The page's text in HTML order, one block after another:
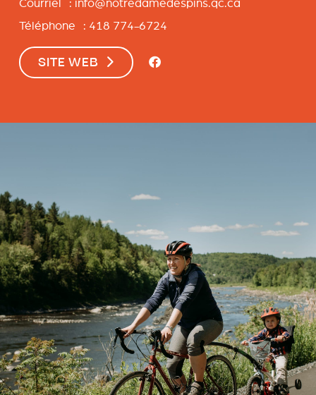
Courriel : info@notredamedespins.qc.ca
Téléphone : 418 774-6724
SITE WEB